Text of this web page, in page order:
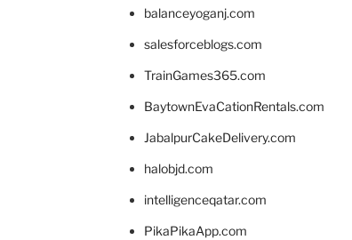
balanceyoganj.com
salesforceblogs.com
TrainGames365.com
BaytownEvaCationRentals.com
JabalpurCakeDelivery.com
halobjd.com
intelligenceqatar.com
PikaPikaApp.com